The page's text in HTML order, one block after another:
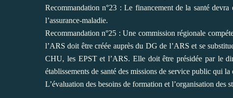
Recommandation n°23 : Le financement de la santé
l’assurance-maladie.
Recommandation n°25 : Une commission régionale
l’ARS doit être créée auprès du DG de l’ARS et se
CHU, les EPST et l’ARS. Elle doit être présidée par le
établissements de santé des missions de service public qui la
L’évaluation des besoins de formation et l’organisation des